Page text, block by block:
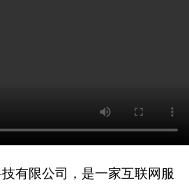
XML地图
限公司，是一家互联网服